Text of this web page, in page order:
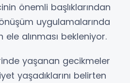
önemli başlıklarından
uygulamalarında
ele alınması bekleniyor.
yaşanan gecikmeler
yaşadıklarını belirten